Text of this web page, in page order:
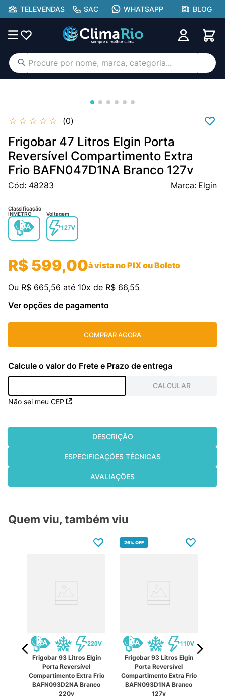
TELEVENDAS SAC WHATSAPP BLOG
Procure por nome, marca, categoria...
0
Frigobar 47 Litros Elgin Porta
Reversível Compartimento Extra
Frio BAFN047D1NA Branco 127v
Cód: 48283 Elgin
Classificação
INMETRO
Voltagem
R$599,00à vista no PIX ou Boleto
Ou R$ 665,56 até 10x de R$ 66,55
Ver opções de pagamento
COMPRAR AGORA
Não sei meu CEP
DESCRIÇÃO
ESPECIFICAÇÕES TÉCNICAS
AVALIAÇÕES
Quem viu, também viu
Frigobar 93 Litros Elgin
Porta Reversível
Compartimento Extra Frio
BAFN093D2NA Branco
220v
26%OFF
Frigobar 93 Litros Elgin
Porta Reversível
Compartimento Extra Frio
BAFN093D1NA Branco
127v
2º aufit
3 lg
4º hisense portátil
5º tcl
6º hisense
7º midea
8º
9º cassete
10º freezer